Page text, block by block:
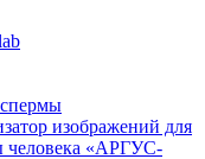
изображений для
человека «АРГУС-